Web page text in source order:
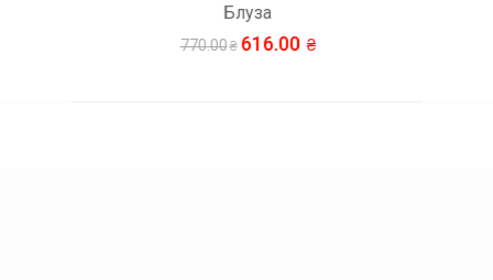
Блуза
770.00 616.00